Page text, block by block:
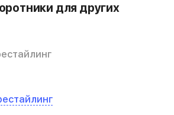
для других